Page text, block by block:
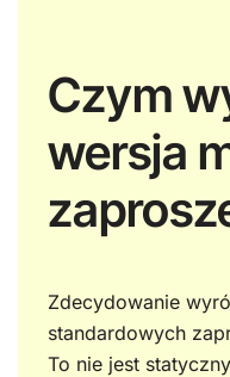
Czym
wersja
Zdecydowanie
standardowych
To nie jest